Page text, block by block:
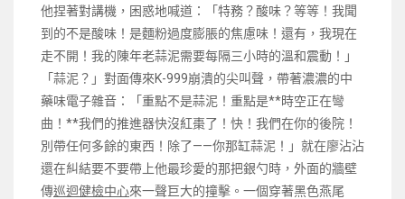
他捏著對講機，困惑地喊道：「特務？酸味？等等！我聞
到的不是酸味！是麵粉過度膨脹的焦慮味！還有，我現在
走不開！我的陳年老蒜泥需要每隔三小時的溫和震動！」
「蒜泥？」對面傳來K-999崩潰的尖叫聲，帶著濃濃的中
藥味電子雜音：「重點不是蒜泥！重點是**時空正在彎
曲！**我們的推進器快沒紅棗了！快！我們在你的後院！
別帶任何多餘的東西！除了——你那缸蒜泥！」就在廖沾沾
還在糾結要不要帶上他最珍愛的那把銀勺時，外面的牆壁
傳巡迴健檢中心來一聲巨大的撞擊。一個穿著黑色燕尾